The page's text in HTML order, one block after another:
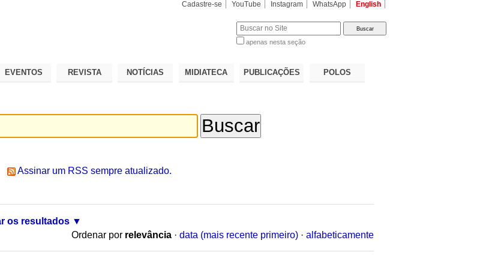
Cadastre-se YouTube Instagram WhatsApp English
apenas nesta seção
EVENTOS REVISTA NOTÍCIAS MIDIATECA PUBLICAÇÕES POLOS
Assinar um RSS sempre atualizado.
os resultados
Ordenar por relevância · data (mais recente primeiro) · alfabeticamente